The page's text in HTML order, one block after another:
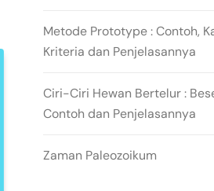
Metode Prototype : Contoh,
Kriteria dan Penjelasannya
Ciri-Ciri Hewan Bertelur :
Contoh dan Penjelasannya
Zaman Paleozoikum